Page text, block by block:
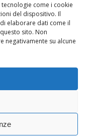
come i cookie
del dispositivo. Il
elaborare dati come il
sito. Non
negativamente su alcune